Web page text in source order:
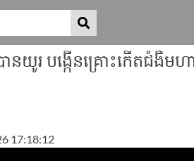
ាន​យូរ បង្កើន​គ្រោះ​កើត​ជំងឺ​ម
17:18:12